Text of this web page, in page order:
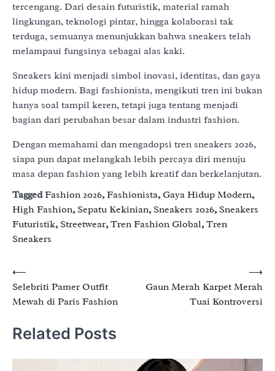
tercengang. Dari desain futuristik, material ramah
lingkungan, teknologi pintar, hingga kolaborasi tak
terduga, semuanya menunjukkan bahwa sneakers telah
melampaui fungsinya sebagai alas kaki.
Sneakers kini menjadi simbol inovasi, identitas, dan gaya
hidup modern. Bagi fashionista, mengikuti tren ini bukan
hanya soal tampil keren, tetapi juga tentang menjadi
bagian dari perubahan besar dalam industri fashion.
Dengan memahami dan mengadopsi tren sneakers 2026,
siapa pun dapat melangkah lebih percaya diri menuju
masa depan fashion yang lebih kreatif dan berkelanjutan.
TaggedFashion 2026,Fashionista, Gaya Hidup Modern,
High Fashion, Sepatu Kekinian, Sneakers 2026, Sneakers
Futuristik, Streetwear,Tren Fashion Global,Tren
Sneakers
Post
navigation
⟵
Selebriti Pamer Outfit
Mewah di Paris Fashion
Gaun Merah Karpet Merah
Tuai Kontroversi
⟶
Related Posts